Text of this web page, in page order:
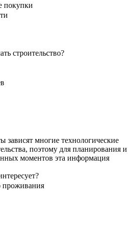
покупки
строительство?
зависят многие технологические
поэтому для планирования и
моментов эта информация
проживания